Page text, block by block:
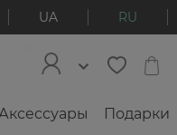
UA RU
Подарки